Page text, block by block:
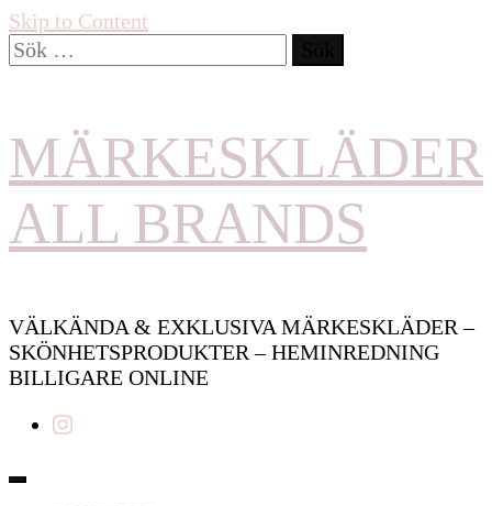
Skip to Content
Sök
efter:
MÄRKESKLÄDER
ALL BRANDS
VÄLKÄNDA & EXKLUSIVA MÄRKESKLÄDER –
SKÖNHETSPRODUKTER – HEMINREDNING
BILLIGARE ONLINE